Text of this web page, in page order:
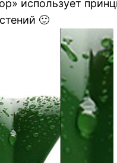
использует
🙂